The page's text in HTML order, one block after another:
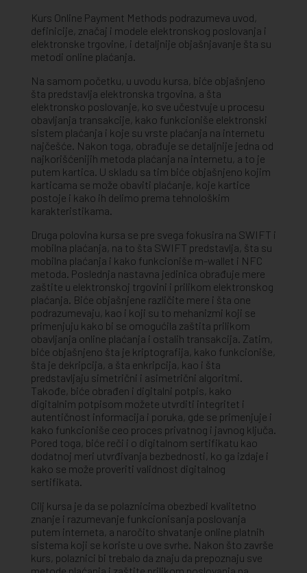
Kurs Online Payment Methods podrazumeva uvod,
definicije, značaj i modele elektronskog poslovanja i
elektronske trgovine, i detaljnije objašnjavanje šta su
metodi online plaćanja.
Na samom početku, u uvodu kursa, biće objašnjeno
šta predstavlja elektronska trgovina, a šta
elektronsko poslovanje, ko sve učestvuje u procesu
obavljanja transakcije, kako funkcioniše elektronski
sistem plaćanja i koje su vrste plaćanja na internetu
najčešće. Nakon toga, obrađuje se detaljnije jedna od
najkorišćenijih metoda plaćanja na internetu, a to je
putem kartica. U skladu sa tim biće objašnjeno kojim
karticama se može obaviti plaćanje, koje kartice
postoje i kako ih delimo prema tehnološkim
karakteristikama.
Druga polovina kursa se pre svega fokusira na SWIFT i
mobilna plaćanja, na to šta SWIFT predstavlja, šta su
mobilna plaćanja i kako funkcioniše m-wallet i NFC
metoda. Poslednja nastavna jedinica obrađuje mere
zaštite u elektronskoj trgovini i prilikom elektronskog
plaćanja. Biće objašnjene različite mere i šta one
podrazumevaju, kao i koji su to mehanizmi koji se
primenjuju kako bi se omogućila zaštita prilikom
obavljanja online plaćanja i ostalih transakcija. Zatim,
biće objašnjeno šta je kriptografija, kako funkcioniše,
šta je dekripcija, a šta enkripcija, kao i šta
predstavljaju simetrični i asimetrični algoritmi.
Takođe, biće obrađen i digitalni potpis, kako
digitalnim potpisom možete utvrditi integritet i
autentičnost informacija i poruka, gde se primenjuje i
kako funkcioniše ceo proces privatnog i javnog ključa.
Pored toga, biće reči i o digitalnom sertifikatu kao
dodatnoj meri utvrđivanja bezbednosti, ko ga izdaje i
kako se može proveriti validnost digitalnog
sertifikata.
Cilj kursa je da se polaznicima obezbedi kvalitetno
znanje i razumevanje funkcionisanja poslovanja
putem interneta, a naročito shvatanje online platnih
sistema koji se koriste u ove svrhe. Nakon što završe
kurs, polaznici bi trebalo da znaju da prepoznaju sve